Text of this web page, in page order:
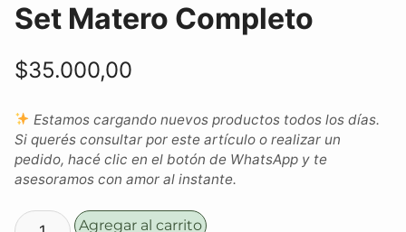
Set Matero Completo
$35.000,00
Estamos cargando nuevos productos todos los días.
Si querés consultar por este artículo o realizar un
pedido, hacé clic en el botón de WhatsApp y te
asesoramos con amor al instante.
Agregar al carrito